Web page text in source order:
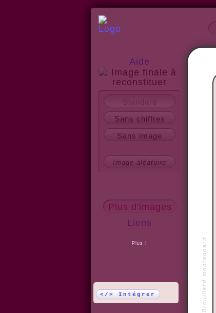
Aide
Plus d'images
Liens
Plus !
Sans chiffres
Sans image
Image aléatoire
</> Intégrer Brouillard montagnard